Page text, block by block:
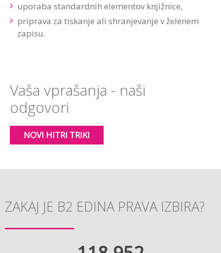
uporaba standardnih elementov knjižnice,
priprava za tiskanje ali shranjevanje v želenem
zapisu.
Vaša vprašanja - naši
odgovori
NOVI HITRI TRIKI
ZAKAJ JE B2 EDINA PRAVA IZBIRA?